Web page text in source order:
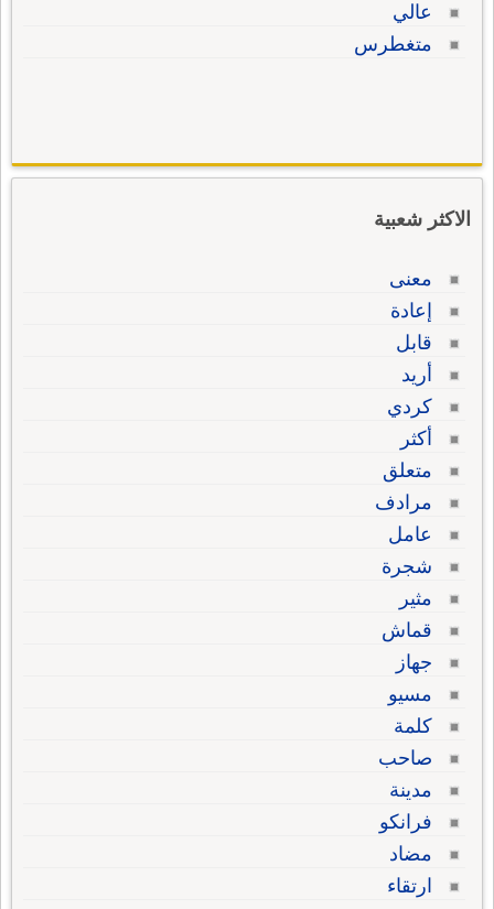
عالي
متغطرس
الاكثر شعبية
معنى
إعادة
قابل
أريد
كردي
أكثر
متعلق
مرادف
عامل
شجرة
مثير
قماش
جهاز
مسيو
كلمة
صاحب
مدينة
فرانكو
مضاد
ارتقاء